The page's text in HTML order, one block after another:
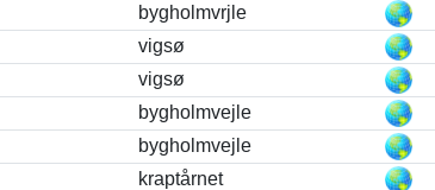
bygholmvrjle
vigsø
vigsø
bygholmvejle
bygholmvejle
kraptårnet